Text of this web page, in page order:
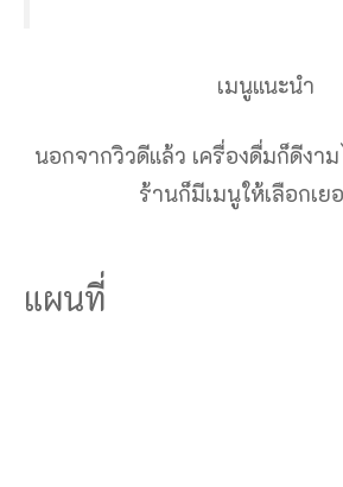
เมนูแนะนำ
นอกจากวิวดีแล้ว เครื่องดื่มก็ดีงาม
ร้านก็มีเมนูให้เลือกเย
แผนที่